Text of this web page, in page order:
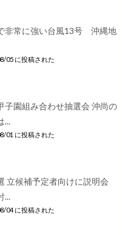
非常に強い台風13号 沖縄地
05 に投稿された
子園組み合わせ抽選会 沖尚の
...
01 に投稿された
立候補予定者向けに説明会
...
04 に投稿された